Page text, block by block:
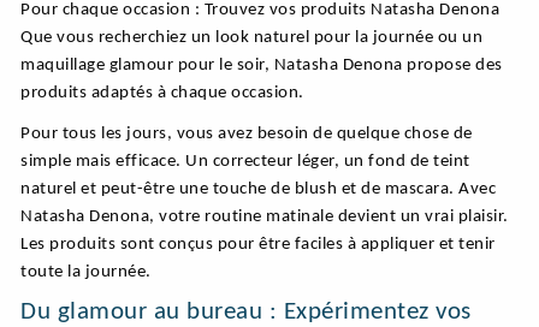
Pour chaque occasion : Trouvez vos produits Natasha Denona
Que vous recherchiez un look naturel pour la journée ou un
maquillage glamour pour le soir, Natasha Denona propose des
produits adaptés à chaque occasion.
Pour tous les jours, vous avez besoin de quelque chose de
simple mais efficace. Un correcteur léger, un fond de teint
naturel et peut-être une touche de blush et de mascara. Avec
Natasha Denona, votre routine matinale devient un vrai plaisir.
Les produits sont conçus pour être faciles à appliquer et tenir
toute la journée.
Du glamour au bureau : Expérimentez vos